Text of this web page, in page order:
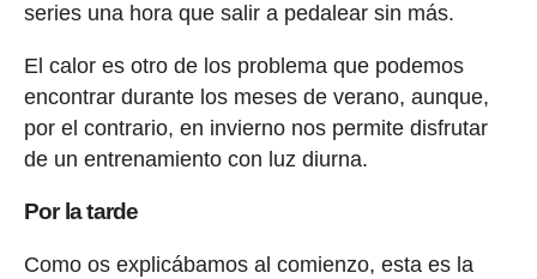
series una hora que salir a pedalear sin más.
El calor es otro de los problema que podemos
encontrar durante los meses de verano, aunque,
por el contrario, en invierno nos permite disfrutar
de un entrenamiento con luz diurna.
Por la tarde
Como os explicábamos al comienzo, esta es la